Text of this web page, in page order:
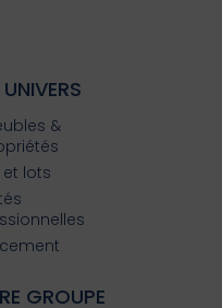
&
et lots
GROUPE